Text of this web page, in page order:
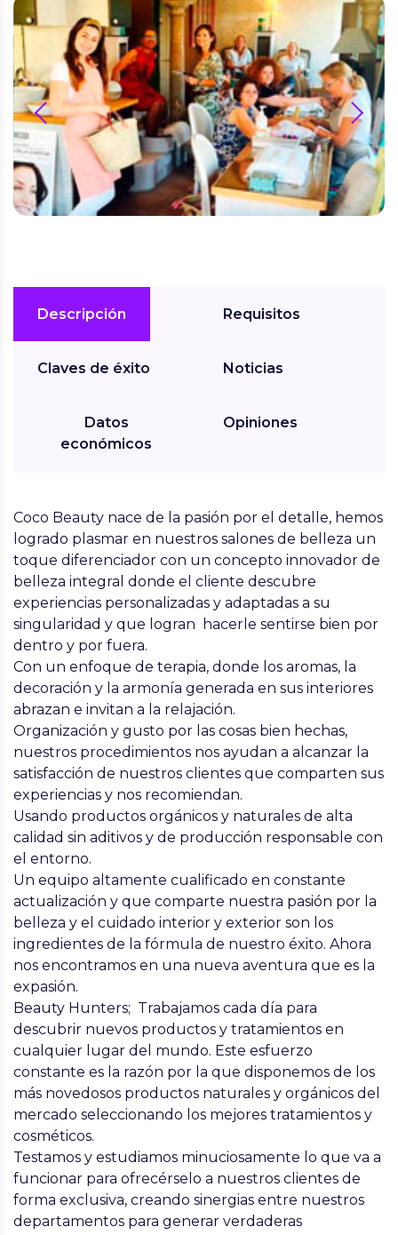
prev next
Descripción
Claves de éxito
Datos
económicos
Requisitos
Noticias
Opiniones
Coco Beauty nace de la pasión por el detalle, hemos
logrado plasmar en nuestros salones de belleza un
toque diferenciador con un concepto innovador de
belleza integral donde el cliente descubre
experiencias personalizadas y adaptadas a su
singularidad y que logran hacerle sentirse bien por
dentro y por fuera.
Con un enfoque de terapia, donde los aromas, la
decoración y la armonía generada en sus interiores
abrazan e invitan a la relajación.
Organización y gusto por las cosas bien hechas,
nuestros procedimientos nos ayudan a alcanzar la
satisfacción de nuestros clientes que comparten sus
experiencias y nos recomiendan.
Usando productos orgánicos y naturales de alta
calidad sin aditivos y de producción responsable con
el entorno.
Un equipo altamente cualificado en constante
actualización y que comparte nuestra pasión por la
belleza y el cuidado interior y exterior son los
ingredientes de la fórmula de nuestro éxito. Ahora
nos encontramos en una nueva aventura que es la
expasión.
Beauty Hunters; Trabajamos cada día para
descubrir nuevos productos y tratamientos en
cualquier lugar del mundo. Este esfuerzo
constante es la razón por la que disponemos de los
más novedosos productos naturales y orgánicos del
mercado seleccionando los mejores tratamientos y
cosméticos.
Testamos y estudiamos minuciosamente lo que va a
funcionar para ofrecérselo a nuestros clientes de
forma exclusiva, creando sinergias entre nuestros
departamentos para generar verdaderas